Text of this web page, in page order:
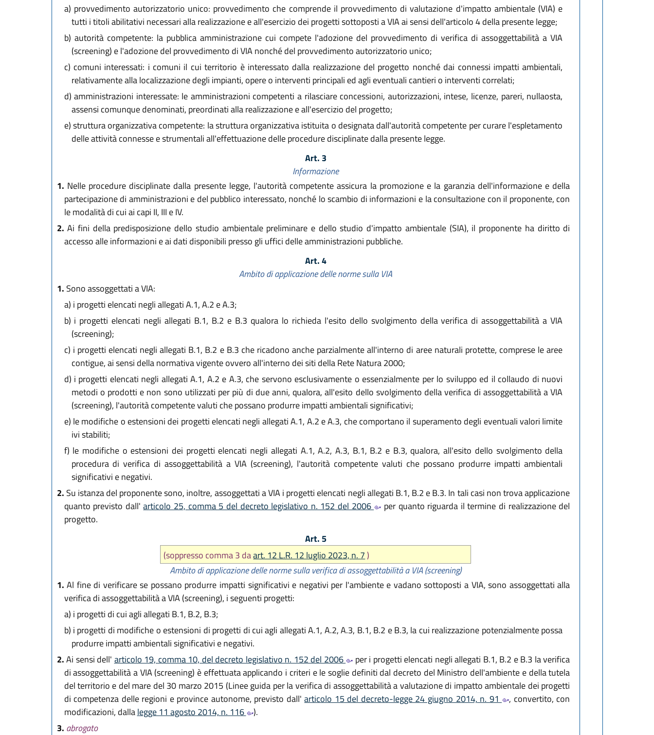
a) provvedimento autorizzatorio unico: provvedimento che comprende il provvedimento di valutazione d'impatto ambientale (VIA) e
tutti i titoli abilitativi necessari alla realizzazione e all'esercizio dei progetti sottoposti a VIA ai sensi dell'articolo 4 della presente legge;
b) autorità competente: la pubblica amministrazione cui compete l'adozione del provvedimento di verifica di assoggettabilità a VIA
(screening) e l'adozione del provvedimento di VIA nonché del provvedimento autorizzatorio unico;
c) comuni interessati: i comuni il cui territorio è interessato dalla realizzazione del progetto nonché dai connessi impatti ambientali,
relativamente alla localizzazione degli impianti, opere o interventi principali ed agli eventuali cantieri o interventi correlati;
d) amministrazioni interessate: le amministrazioni competenti a rilasciare concessioni, autorizzazioni, intese, licenze, pareri, nullaosta,
assensi comunque denominati, preordinati alla realizzazione e all'esercizio del progetto;
e)struttura organizzativa competente: la struttura organizzativa istituita o designata dall'autorità competente per curare l'espletamento
delle attività connesse e strumentali all'effettuazione delle procedure disciplinate dalla presente legge.
Art. 3
Informazione
1. Nelle procedure disciplinate dalla presente legge, l'autorità competente assicura la promozione e la garanzia dell'informazione e della
partecipazione di amministrazioni e del pubblico interessato, nonché lo scambio di informazioni e la consultazione con il proponente, con
le modalità di cui ai capi II, III e IV.
2. Ai fini della predisposizione dello studio ambientale preliminare e dello studio d'impatto ambientale (SIA), il proponente ha diritto di
accesso alle informazioni e ai dati disponibili presso gli uffici delle amministrazioni pubbliche.
Art. 4
Ambito di applicazione delle norme sulla VIA
1. Sono assoggettati a VIA:
a) i progetti elencati negli allegati A.1, A.2 e A.3;
b) i progetti elencati negli allegati B.1, B.2 e B.3 qualora lo richieda l'esito dello svolgimento della verifica di assoggettabilità a VIA
(screening);
c) i progetti elencati negli allegati B.1, B.2 e B.3 che ricadono anche parzialmente all'interno di aree naturali protette, comprese le aree
contigue, ai sensi della normativa vigente ovvero all'interno dei siti della Rete Natura 2000;
d) i progetti elencati negli allegati A.1, A.2 e A.3, che servono esclusivamente o essenzialmente per lo sviluppo ed il collaudo di nuovi
metodi o prodotti e non sono utilizzati per più di due anni, qualora, all'esito dello svolgimento della verifica di assoggettabilità a VIA
(screening), l'autorità competente valuti che possano produrre impatti ambientali significativi;
e) le modifiche o estensioni dei progetti elencati negli allegati A.1, A.2 e A.3, che comportano il superamento degli eventuali valori limite
ivi stabiliti;
f) le modifiche o estensioni dei progetti elencati negli allegati A.1, A.2, A.3, B.1, B.2 e B.3, qualora, all'esito dello svolgimento della
procedura di verifica di assoggettabilità a VIA (screening), l'autorità competente valuti che possano produrre impatti ambientali
significativi e negativi.
2. Su istanza del proponente sono, inoltre, assoggettati a VIA i progetti elencati negli allegati B.1, B.2 e B.3. In tali casi non trova applicazione
quanto previsto dall'articolo 25, comma 5 del decreto legislativo n. 152 del 2006
per quanto riguarda il termine di realizzazione del
progetto.
Art. 5
(soppresso comma 3 daart. 12 L.R. 12 luglio 2023, n. 7)
Ambito di applicazione delle norme sulla verifica di assoggettabilità a VIA (screening)
1. Al fine di verificare se possano produrre impatti significativi e negativi per l'ambiente e vadano sottoposti a VIA, sono assoggettati alla
verifica di assoggettabilità a VIA (screening), i seguenti progetti:
a) i progetti di cui agli allegati B.1, B.2, B.3;
b) i progetti di modifiche o estensioni di progetti di cui agli allegati A.1, A.2, A.3, B.1, B.2 e B.3, la cui realizzazione potenzialmente possa
produrre impatti ambientali significativi e negativi.
2.Ai sensi dell' articolo 19, comma 10, del decreto legislativo n. 152 del 2006
per i progetti elencati negli allegati B.1, B.2 e B.3 la verifica
di assoggettabilità a VIA (screening) è effettuata applicando i criteri e le soglie definiti dal decreto del Ministro dell'ambiente e della tutela
del territorio e del mare del 30 marzo 2015 (Linee guida per la verifica di assoggettabilità a valutazione di impatto ambientale dei progetti
di competenza delle regioni e province autonome, previsto dall'articolo 15 del decreto-legge 24 giugno 2014, n. 91
, convertito, con
modificazioni, dallalegge 11 agosto 2014, n. 116
).
3. abrogato